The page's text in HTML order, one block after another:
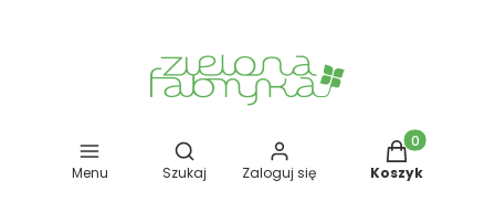
Menu
Otwórz wyszukiwarkę
Szukaj Zaloguj się
Produkty w
Koszyk